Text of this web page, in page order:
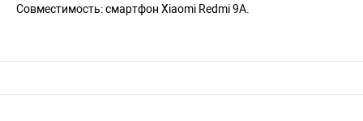
Совместимость: смартфон Xiaomi Redmi 9A.